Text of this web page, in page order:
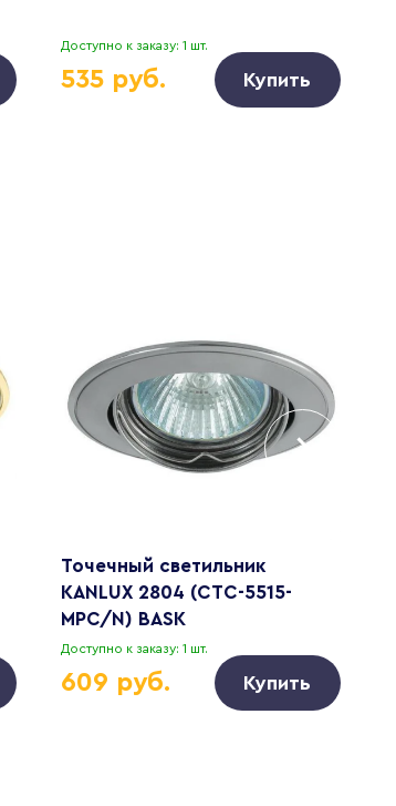
Доступно к заказу: 1 шт.
535 руб. Купить
Точечный светильник
KANLUX 2804 (CTC-5515-
MPC/N) BASK
Доступно к заказу: 1 шт.
609 руб. Купить